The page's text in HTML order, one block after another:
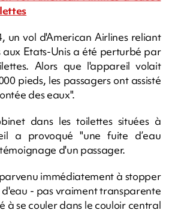
un vol d'American Airlines reliant
aux Etats-Unis a été perturbé par
Alors que l'appareil volait
pieds, les passagers ont assisté
des eaux".
dans les toilettes situées à
a provoqué "une fuite d’eau
d'un passager.
immédiatement à stopper
- pas vraiment transparente
à se couler dans le couloir central